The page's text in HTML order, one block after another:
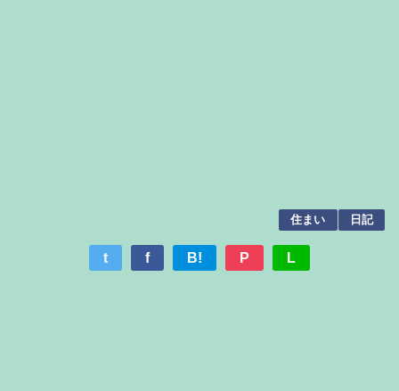
住まい 日記
t f B! P L